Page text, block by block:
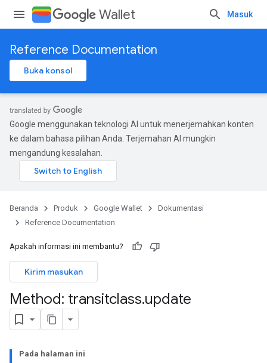
Wallet Masuk
Reference Documentation
Buka konsol
Google menggunakan teknologi AI untuk menerjemahkan konten
ke dalam bahasa pilihan Anda. Terjemahan AI mungkin
mengandung kesalahan.
Beranda Produk Google Wallet
Dokumentasi
Reference Documentation
Apakah informasi ini membantu?
Kirim masukan
Method: transitclass.update
Pada halaman ini